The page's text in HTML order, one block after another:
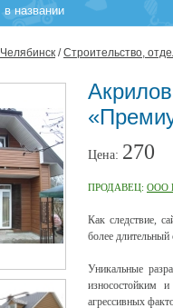
в названии
/Строительство,
Цена: 270
ПРОДАВЕЦ: ООО
Как следствие,
более
Уникальные
износостойким
агрессивных